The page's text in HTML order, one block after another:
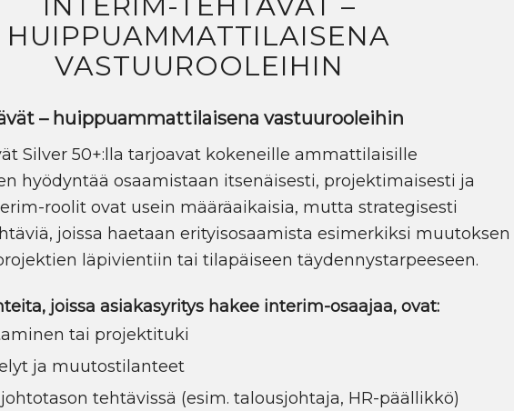
HUIPPUAMMATTILAISENA
VASTUUROOLEIHIN
– huippuammattilaisena vastuurooleihin
Silver 50+:lla tarjoavat kokeneille ammattilaisille
hyödyntää osaamistaan itsenäisesti, projektimaisesti ja
roolit ovat usein määräaikaisia, mutta strategisesti
joissa haetaan erityisosaamista esimerkiksi muutoksen
läpivientiin tai tilapäiseen täydennystarpeeseen.
joissa asiakasyritys hakee interim-osaajaa, ovat:
tai projektituki
ja muutostilanteet
tehtävissä (esim. talousjohtaja, HR-päällikkö)